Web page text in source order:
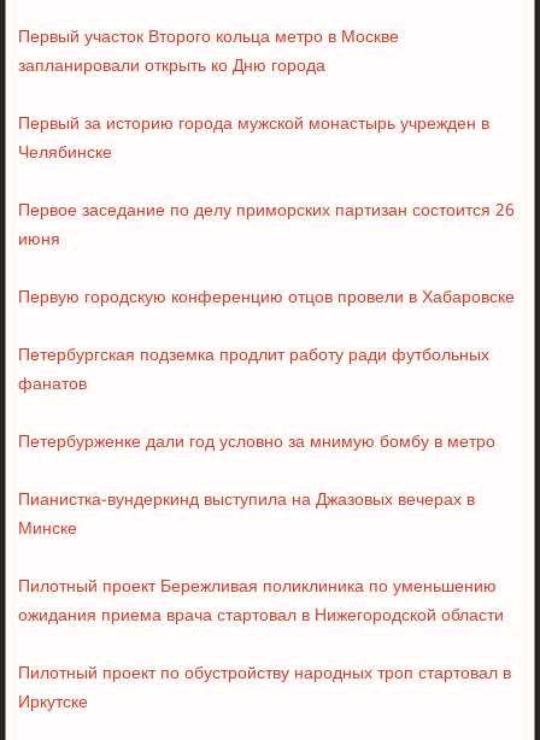
Первый участок Второго кольца метро в Москве
запланировали открыть ко Дню города
Первый за историю города мужской монастырь учрежден в
Челябинске
Первое заседание по делу приморских партизан состоится 26
июня
Первую городскую конференцию отцов провели в Хабаровске
Петербургская подземка продлит работу ради футбольных
фанатов
Петербурженке дали год условно за мнимую бомбу в метро
Пианистка-вундеркинд выступила на Джазовых вечерах в
Минске
Пилотный проект Бережливая поликлиника по уменьшению
ожидания приема врача стартовал в Нижегородской области
Пилотный проект по обустройству народных троп стартовал в
Иркутске